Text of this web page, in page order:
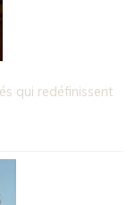
qui redéfinissent